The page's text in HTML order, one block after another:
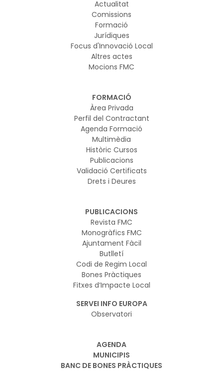
Actualitat
Comissions
Formació
Jurídiques
Focus d'Innovació Local
Altres actes
Mocions FMC
FORMACIÓ
Àrea Privada
Perfil del Contractant
Agenda Formació
Multimèdia
Històric Cursos
Publicacions
Validació Certificats
Drets i Deures
PUBLICACIONS
Revista FMC
Monogràfics FMC
Ajuntament Fàcil
Butlletí
Codi de Regim Local
Bones Pràctiques
Fitxes d’Impacte Local
SERVEI INFO EUROPA
Observatori
AGENDA
MUNICIPIS
BANC DE BONES PRÀCTIQUES